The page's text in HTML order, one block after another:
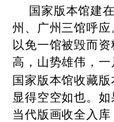
国家版本馆建
州、广州三馆呼应
以免一馆被毁而
高，山势雄伟，
国家版本馆收藏
显得空空如也。
当代版画收全入库